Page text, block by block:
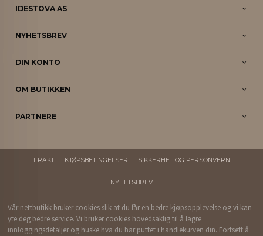
IDESTOVA AS
NYHETSBREV
DIN KONTO
OM BUTIKKEN
PARTNERE
FRAKT KJØPSBETINGELSER SIKKERHET OG PERSONVERN
NYHETSBREV
Vår nettbutikk bruker cookies slik at du får en bedre kjøpsopplevelse og vi kan
yte deg bedre service. Vi bruker cookies hovedsaklig til å lagre
innloggingsdetaljer og huske hva du har puttet i handlekurven din. Fortsett å